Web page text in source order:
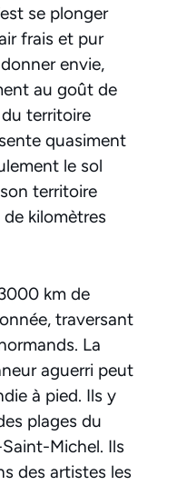
se plonger
frais et pur
envie,
au goût de
territoire
quasiment
le sol
territoire
de kilomètres
km de
traversant
La
aguerri peut
à pied. Ils y
plages du
Michel. Ils
des artistes les